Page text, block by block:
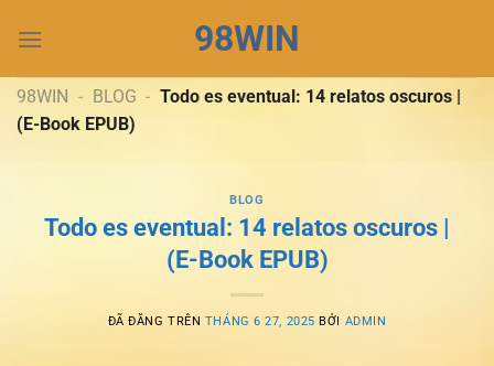
đến
dung
98WIN
98WIN - BLOG - Todo es eventual: 14 relatos oscuros |
(E-Book EPUB)
BLOG
Todo es eventual: 14 relatos oscuros |
(E-Book EPUB)
ĐÃ ĐĂNG TRÊN THÁNG 6 27, 2025 BỞI ADMIN